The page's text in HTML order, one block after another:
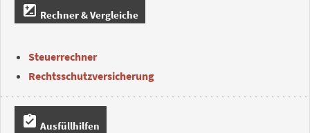
iso Rechner & Vergleiche
Steuerrechner
Rechtsschutzversicherung
assignment_turned_in Ausfüllhilfen